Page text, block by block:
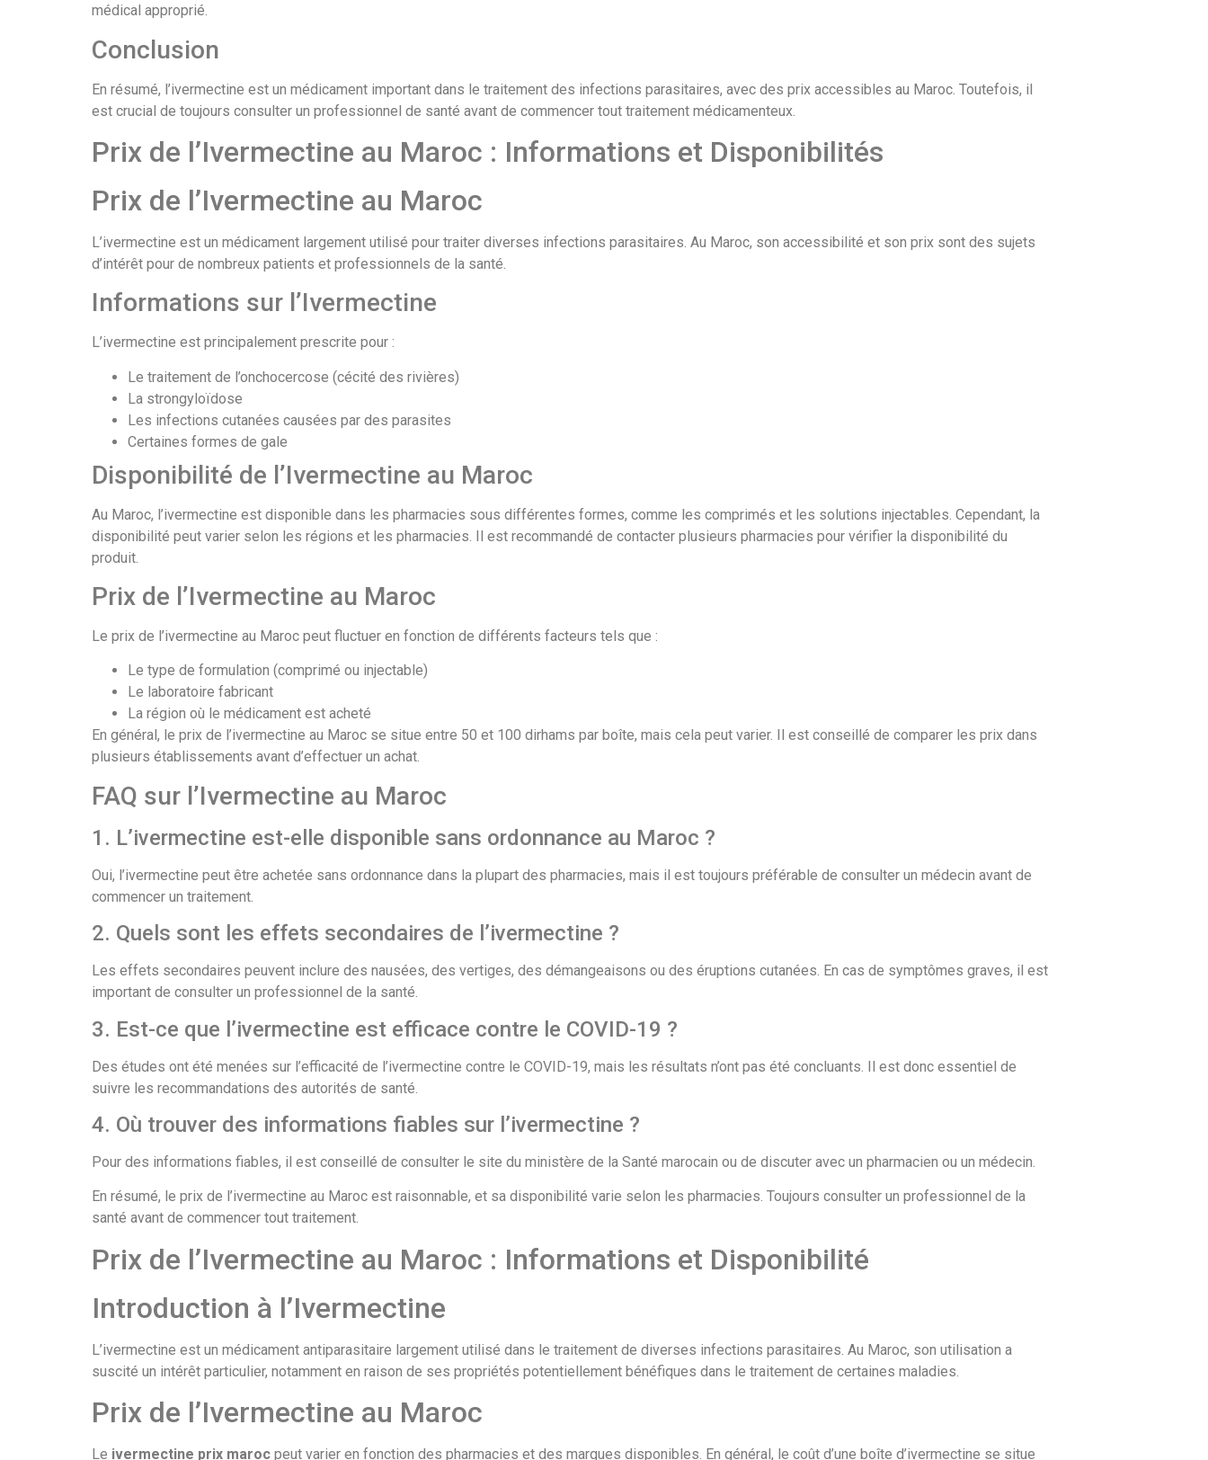
médical approprié.
Conclusion
En résumé, l’ivermectine est un médicament important dans le traitement des infections parasitaires, avec des prix accessibles au Maroc. Toutefois, il
est crucial de toujours consulter un professionnel de santé avant de commencer tout traitement médicamenteux.
Prix de l’Ivermectine au Maroc : Informations et Disponibilités
Prix de l’Ivermectine au Maroc
L’ivermectine est un médicament largement utilisé pour traiter diverses infections parasitaires. Au Maroc, son accessibilité et son prix sont des sujets
d’intérêt pour de nombreux patients et professionnels de la santé.
Informations sur l’Ivermectine
L’ivermectine est principalement prescrite pour :
Le traitement de l’onchocercose (cécité des rivières)
La strongyloïdose
Les infections cutanées causées par des parasites
Certaines formes de gale
Disponibilité de l’Ivermectine au Maroc
Au Maroc, l’ivermectine est disponible dans les pharmacies sous différentes formes, comme les comprimés et les solutions injectables. Cependant, la
disponibilité peut varier selon les régions et les pharmacies. Il est recommandé de contacter plusieurs pharmacies pour vérifier la disponibilité du
produit.
Prix de l’Ivermectine au Maroc
Le prix de l’ivermectine au Maroc peut fluctuer en fonction de différents facteurs tels que :
Le type de formulation (comprimé ou injectable)
Le laboratoire fabricant
La région où le médicament est acheté
En général, le prix de l’ivermectine au Maroc se situe entre 50 et 100 dirhams par boîte, mais cela peut varier. Il est conseillé de comparer les prix dans
plusieurs établissements avant d’effectuer un achat.
FAQ sur l’Ivermectine au Maroc
1. L’ivermectine est-elle disponible sans ordonnance au Maroc ?
Oui, l’ivermectine peut être achetée sans ordonnance dans la plupart des pharmacies, mais il est toujours préférable de consulter un médecin avant de
commencer un traitement.
2. Quels sont les effets secondaires de l’ivermectine ?
Les effets secondaires peuvent inclure des nausées, des vertiges, des démangeaisons ou des éruptions cutanées. En cas de symptômes graves, il est
important de consulter un professionnel de la santé.
3. Est-ce que l’ivermectine est efficace contre le COVID-19 ?
Des études ont été menées sur l’efficacité de l’ivermectine contre le COVID-19, mais les résultats n’ont pas été concluants. Il est donc essentiel de
suivre les recommandations des autorités de santé.
4. Où trouver des informations fiables sur l’ivermectine ?
Pour des informations fiables, il est conseillé de consulter le site du ministère de la Santé marocain ou de discuter avec un pharmacien ou un médecin.
En résumé, le prix de l’ivermectine au Maroc est raisonnable, et sa disponibilité varie selon les pharmacies. Toujours consulter un professionnel de la
santé avant de commencer tout traitement.
Prix de l’Ivermectine au Maroc : Informations et Disponibilité
Introduction à l’Ivermectine
L’ivermectine est un médicament antiparasitaire largement utilisé dans le traitement de diverses infections parasitaires. Au Maroc, son utilisation a
suscité un intérêt particulier, notamment en raison de ses propriétés potentiellement bénéfiques dans le traitement de certaines maladies.
Prix de l’Ivermectine au Maroc
Le ivermectine prix maroc peut varier en fonction des pharmacies et des marques disponibles. En général, le coût d’une boîte d’ivermectine se situe